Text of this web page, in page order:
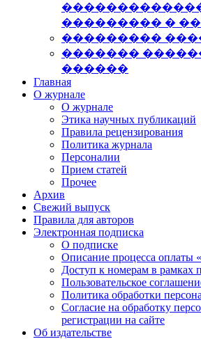
��������� �
���������
�������
������
Главная
О журнале
О журнале
Этика научных публикаций
Правила рецензирования
Политика журнала
Персоналии
Прием статей
Прочее
Архив
Свежий выпуск
Правила для авторов
Электронная подписка
О подписке
Описание процесса оплаты
Доступ к номерам в рамках
Пользовательское
Политика обработки
Согласие на обработку
регистрации на сайте
Об издательстве